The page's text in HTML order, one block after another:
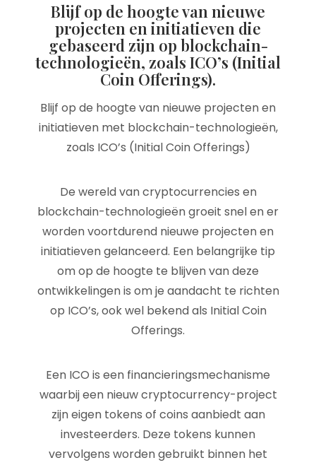
Blijf op de hoogte van nieuwe
projecten en initiatieven die
gebaseerd zijn op blockchain-
technologieën, zoals ICO’s (Initial
Coin Offerings).
Blijf op de hoogte van nieuwe projecten en
initiatieven met blockchain-technologieën,
zoals ICO’s (Initial Coin Offerings)
De wereld van cryptocurrencies en
blockchain-technologieën groeit snel en er
worden voortdurend nieuwe projecten en
initiatieven gelanceerd. Een belangrijke tip
om op de hoogte te blijven van deze
ontwikkelingen is om je aandacht te richten
op ICO’s, ook wel bekend als Initial Coin
Offerings.
Een ICO is een financieringsmechanisme
waarbij een nieuw cryptocurrency-project
zijn eigen tokens of coins aanbiedt aan
investeerders. Deze tokens kunnen
vervolgens worden gebruikt binnen het